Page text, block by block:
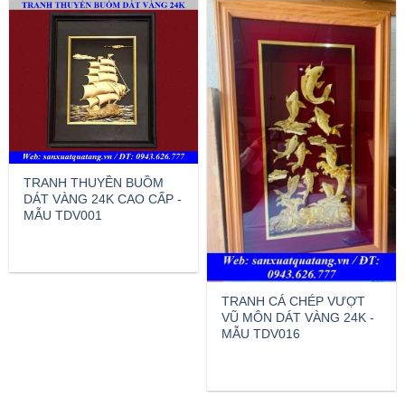
TRANH THUYỀN BUỒM
DÁT VÀNG 24K CAO CẤP -
MẪU TDV001
TRANH CÁ CHÉP VƯỢT
VŨ MÔN DÁT VÀNG 24K -
MẪU TDV016